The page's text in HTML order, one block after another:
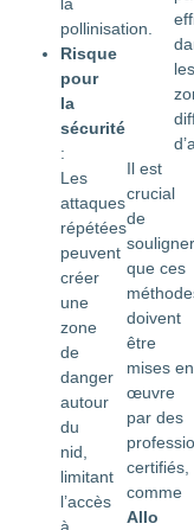
la
pollinisation.
Risque
pour
la
sécurité
:
Les
attaques
répétées
peuvent
créer
une
zone
de
danger
autour
du
nid,
limitant
l’accès
les
Il est
crucial
de
souligner
que ces
doivent
être
mises en
œuvre
par des
certifiés,
comme
Allo